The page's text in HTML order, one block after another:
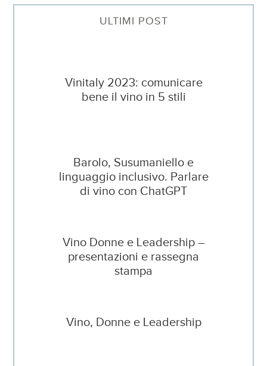
ULTIMI POST
Vinitaly 2023: comunicare
bene il vino in 5 stili
Barolo, Susumaniello e
linguaggio inclusivo. Parlare
di vino con ChatGPT
Vino Donne e Leadership –
presentazioni e rassegna
stampa
Vino, Donne e Leadership